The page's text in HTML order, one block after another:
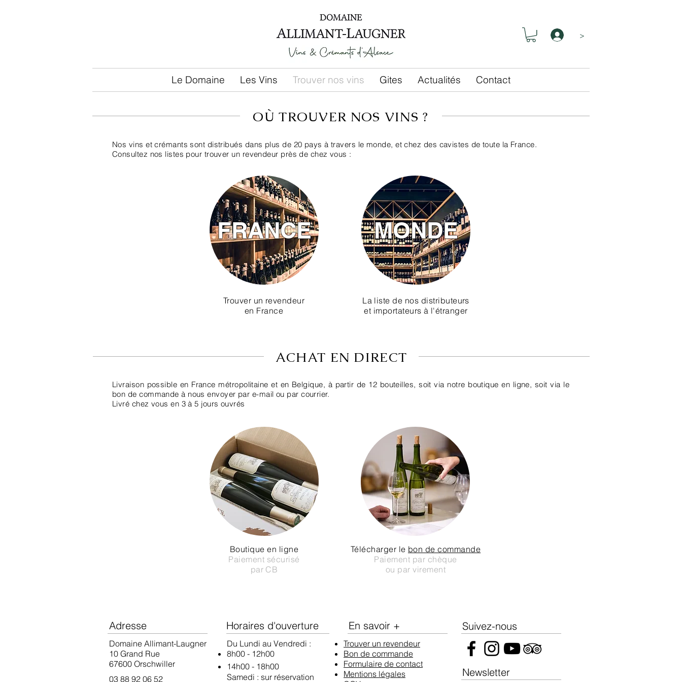
>
Le Domaine Les Vins Trouver nos vins Gites Actualités Contact
OÙ TROUVER NOS VINS ?
Nos vins et crémants sont distribués dans plus de 20 pays à travers le monde, et chez des cavistes de toute la France.
Consultez nos listes pour trouver un revendeur près de chez vous :
FRANCE
Trouver un revendeur
en France
MONDE
La liste de nos distributeurs
et importateurs à l'étranger
ACHAT EN DIRECT
Livraison possible en France métropolitaine et en Belgique, à partir de 12 bouteilles, soit via notre boutique en ligne, soit via le
bon de commande à nous envoyer par e-mail ou par courrier.
Livré chez vous en 3 à 5 jours ouvrés
Boutique en ligne
Paiement sécurisé
par CB
Télécharger le bon de commande
Paiement par chèque
ou par virement
Adresse
Domaine Allimant-Laugner
10 Grand Rue
67600 Orschwiller
03 88 92 06 52
Horaires d'ouverture
Du Lundi au Vendredi :
8h00 - 12h00
14h00 - 18h00
Samedi :​ ​ sur réservation
Suivez-nous
Newsletter
En savoir +
Trouver un revendeur
Bon de commande
Formulaire de contact
Mentions légales